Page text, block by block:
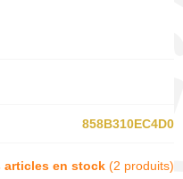
858B310EC4D0
articles en stock (2 produits)